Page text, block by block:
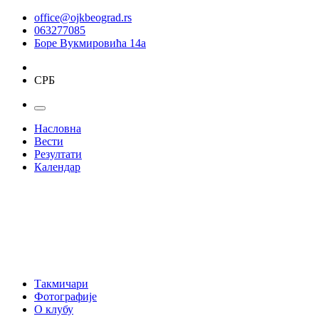
office@ojkbeograd.rs
063277085
Боре Вукмировића 14а
СРБ
Насловна
Вести
Резултати
Календар
Такмичари
Фотографије
О клубу